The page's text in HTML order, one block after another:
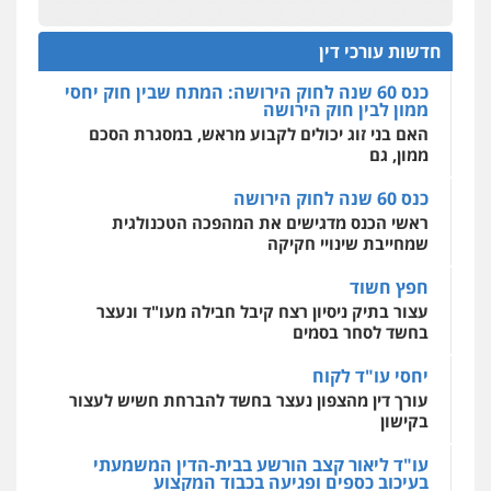
מקצועיים לעורכי דין
מרכז התחלה חדשה
אסירים עבירות מין שירותים מקצועיים
0544500346
חדשות עורכי דין
כוונת רווח
כנס 60 שנה לחוק הירושה: המתח שבין חוק יחסי
ממון לבין חוק הירושה
האם בני זוג יכולים לקבוע מראש, במסגרת הסכם
ממון, גם
ראשי הכנס מדגישים את המהפכה הטכנולגית
שמחייבת שינויי חקיקה
עצור בתיק ניסיון רצח קיבל חבילה מעו"ד ונעצר
בחשד לסחר בסמים
יחסי עו"ד לקוח
עורך דין מהצפון נעצר בחשד להברחת חשיש לעצור
בקישון
עו"ד ליאור קצב הורשע בבית-הדין המשמעתי
בעיכוב כספים ופגיעה בכבוד המקצוע